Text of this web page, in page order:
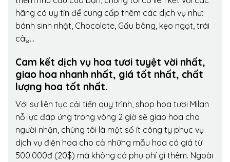
hãng có uy tín để cung cấp thêm các dịch vụ như:
bánh sinh nhật, Chocolate, Gấu bông, kẹo ngọt, trái
cây…
Cam kết dịch vụ hoa tươi tuyệt vời nhất,
giao hoa nhanh nhất, giá tốt nhất, chất
lượng hoa tốt nhất.
Với sự liên tục cải tiến quy trình, shop hoa tươi Milan
nỗ lực đáp ứng trong vòng 2 giờ sẽ giao hoa cho
người nhận, chúng tôi là một số ít công ty phục vụ
dịch vụ điện hoa cho cả những mẫu hoa có giá từ
500.000đ (20$) mà không có phụ phí gì thêm. Ngoài